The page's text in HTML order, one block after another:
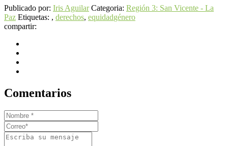
Publicado por: Iris Aguilar Categoria: Región 3: San Vicente - La
Paz Etiquetas: , derechos, equidadgénero
compartir:
Comentarios